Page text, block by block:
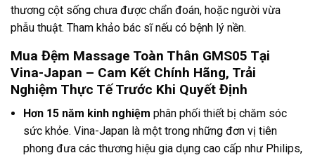
thương cột sống chưa được chẩn đoán, hoặc người vừa
phẫu thuật. Tham khảo bác sĩ nếu có bệnh lý nền.
Mua Đệm Massage Toàn Thân GMS05 Tại
Vina-Japan – Cam Kết Chính Hãng, Trải
Nghiệm Thực Tế Trước Khi Quyết Định
Hơn 15 năm kinh nghiệm phân phối thiết bị chăm sóc
sức khỏe. Vina-Japan là một trong những đơn vị tiên
phong đưa các thương hiệu gia dụng cao cấp như Philips,